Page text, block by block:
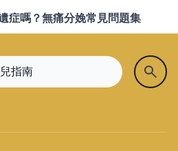
症嗎？無痛分娩常見問題集